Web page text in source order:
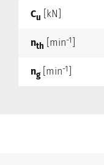
Cu [kN]
nth [min-1
ng[min-1